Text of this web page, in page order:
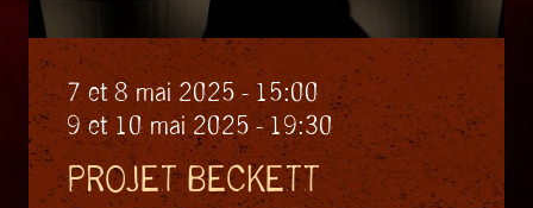
7 et 8 mai 2025 - 15:00
9 et 10 mai 2025 - 19:30
PROJET BECKETT